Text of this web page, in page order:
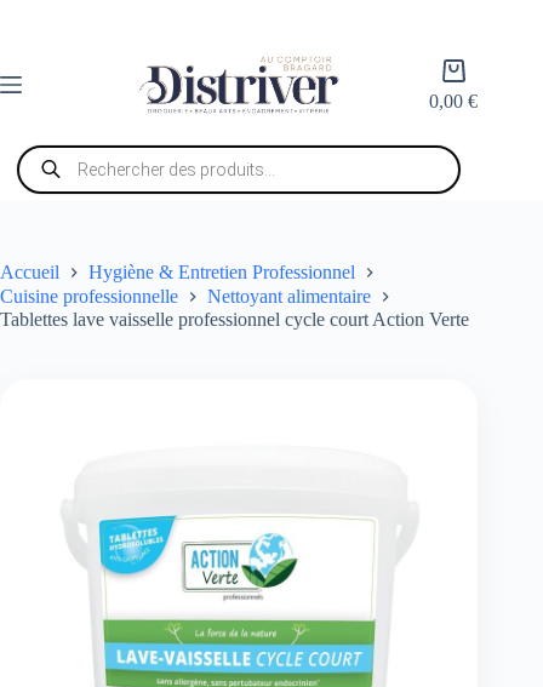
Panier
d’achat
0,00€
Recherche
de
produits
Accueil
Hygiène & Entretien Professionnel
Cuisine professionnelle
Nettoyant alimentaire
Tablettes lave vaisselle professionnel cycle court Action Verte